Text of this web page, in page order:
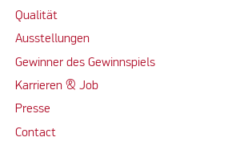
Qualität
Ausstellungen
Gewinner des Gewinnspiels
Karrieren & Job
Presse
Contact